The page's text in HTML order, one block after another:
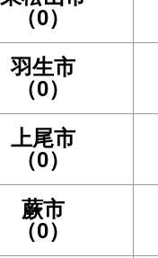
（0）
羽生市
（0）
上尾市
（0）
蕨市
（0）